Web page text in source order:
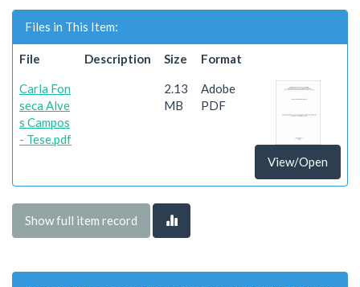
Files in This Item:
File Description Size Format
Carla Fon
seca Alve
s Campos
- Tese.pdf
2.13
MB
Adobe
PDF
View/Open
Show full item record